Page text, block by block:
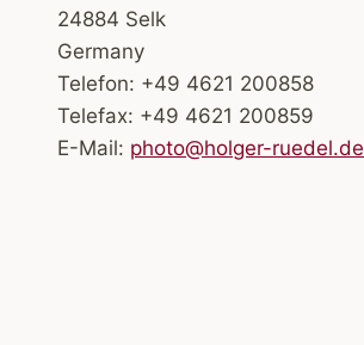
24884 Selk
Germany
Telefon: +49 4621 200858
Telefax: +49 4621 200859
E-Mail: photo@holger-ruedel.de